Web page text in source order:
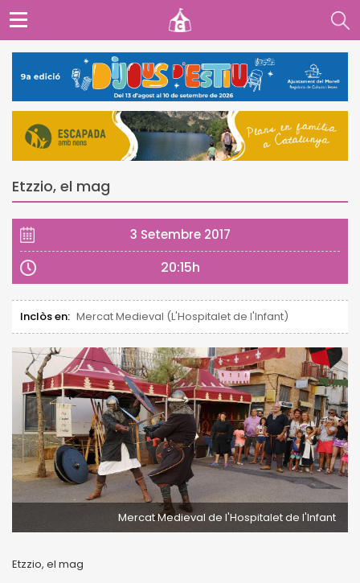
Etzzio, el mag
3 Setembre 2017
20:15h
Inclòs en: Mercat Medieval (L'Hospitalet de l'Infant)
Mercat Medieval de l'Hospitalet de l'Infant
Etzzio, el mag